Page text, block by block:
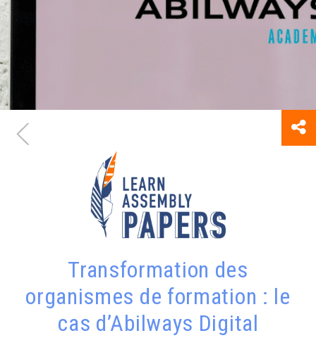
Transformation des
organismes de formation : le
cas d’Abilways Digital